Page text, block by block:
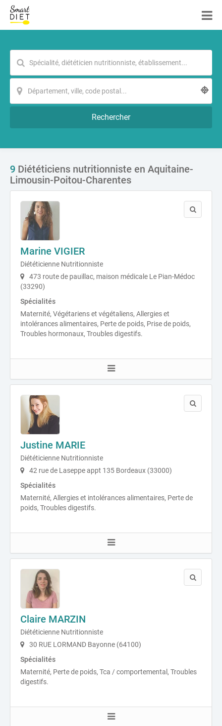
Rechercher
9 Diététiciens nutritionniste en Aquitaine-
Limousin-Poitou-Charentes
Marine VIGIER
Diététicienne Nutritionniste
473 route de pauillac, maison médicale Le Pian-Médoc
(33290)
Spécialités
Maternité, Végétariens et végétaliens, Allergies et
intolérances alimentaires, Perte de poids, Prise de poids,
Troubles hormonaux, Troubles digestifs.
Justine MARIE
Diététicienne Nutritionniste
42 rue de Laseppe appt 135 Bordeaux (33000)
Spécialités
Maternité, Allergies et intolérances alimentaires, Perte de
poids, Troubles digestifs.
Claire MARZIN
Diététicienne Nutritionniste
30 RUE LORMAND Bayonne (64100)
Spécialités
Maternité, Perte de poids, Tca / comportemental, Troubles
digestifs.